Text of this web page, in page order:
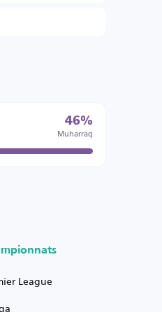
46%
Muharraq
League